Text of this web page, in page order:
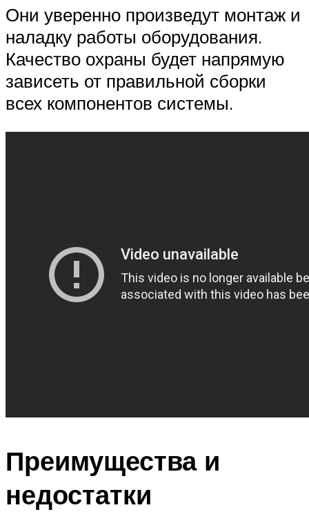
Они уверенно произведут монтаж и
наладку работы оборудования.
Качество охраны будет напрямую
зависеть от правильной сборки
всех компонентов системы.
Преимущества и
недостатки